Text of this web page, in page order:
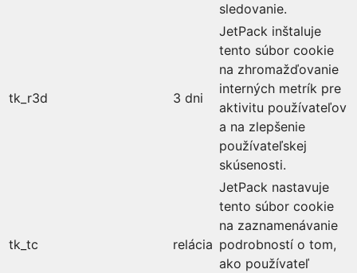
sledovanie.
tk_r3d 3 dni
JetPack inštaluje
tento súbor cookie
na zhromažďovanie
interných metrík pre
aktivitu používateľov
a na zlepšenie
používateľskej
skúsenosti.
tk_tc relácia
JetPack nastavuje
tento súbor cookie
na zaznamenávanie
podrobností o tom,
ako používateľ